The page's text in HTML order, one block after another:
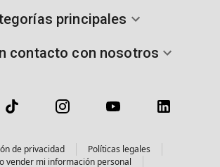
principales
contacto con nosotros
de privacidad
Políticas legales
vender mi información personal